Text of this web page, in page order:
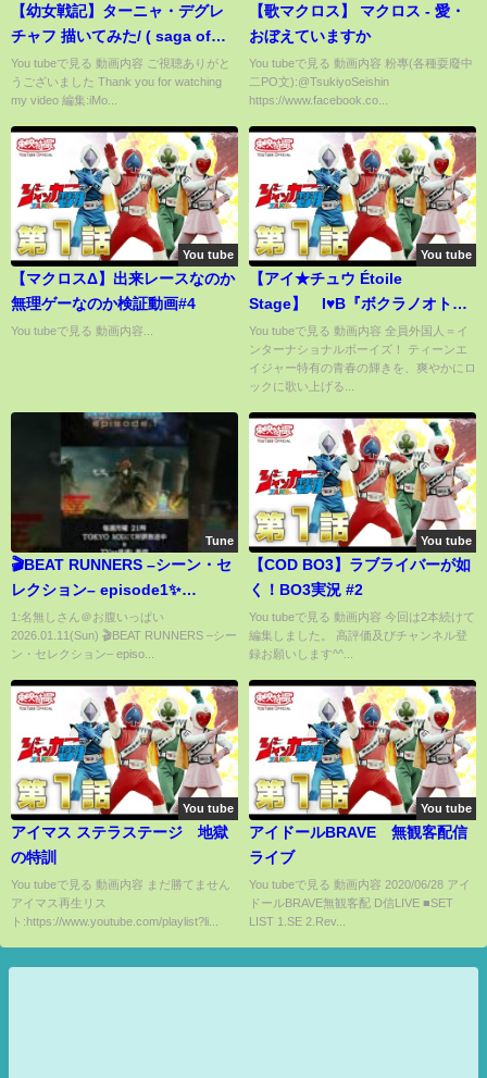
【幼女戦記】ターニャ・デグレ
チャフ 描いてみた/ ( saga of
Tanya the devil) Tanya
drawing
You tubeで見る 動画内容 ご視聴ありがと
うございました Thank you for watching
my video 編集:iMo...
【歌マクロス】 マクロス - 愛・
おぼえていますか
You tubeで見る 動画内容 粉專(各種耍廢中
二PO文):@TsukiyoSeishin
https://www.facebook.co...
You tube
【マクロスΔ】出来レースなのか
無理ゲーなのか検証動画#4
You tubeで見る 動画内容...
You tube
【アイ★チュウ Étoile
Stage】 I♥B『ボクラノオト』
試聴動画
You tubeで見る 動画内容 全員外国人＝イ
ンターナショナルボーイズ！ ティーンエ
イジャー特有の青春の輝きを、爽やかにロ
ックに歌い上げる...
Tune
🎬BEAT RUNNERS –シーン・セ
レクション– episode1✨
#BEATRUNNERS #ビートランナ
ーズ #特撮 #TVer
1:名無しさん＠お腹いっぱい
2026.01.11(Sun) 🎬BEAT RUNNERS –シー
ン・セレクション– episo...
You tube
【COD BO3】ラブライバーが如
く！BO3実況 #2
You tubeで見る 動画内容 今回は2本続けて
編集しました。 高評価及びチャンネル登
録お願いします^^...
You tube
アイマス ステラステージ 地獄
の特訓
You tubeで見る 動画内容 まだ勝てません
アイマス再生リス
ト:https://www.youtube.com/playlist?li...
You tube
アイドールBRAVE 無観客配信
ライブ
You tubeで見る 動画内容 2020/06/28 アイ
ドールBRAVE無観客配 D信LIVE ■SET
LIST 1.SE 2.Rev...